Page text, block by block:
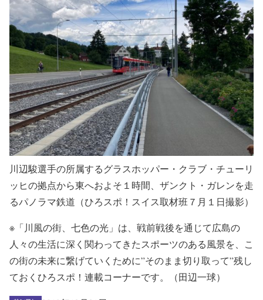
川辺駿選手の所属するグラスホッパー・クラブ・チューリ
ッヒの拠点から東へおよそ１時間、ザンクト・ガレンを走
るパノラマ鉄道（ひろスポ！スイス取材班７月１日撮影）
※「川風の街、七色の光」は、戦前戦後を通じて広島の
人々の生活に深く関わってきたスポーツのある風景を、こ
の街の未来に繋げていくために”そのまま切り取って”残し
ておくひろスポ！連載コーナーです。（田辺一球）